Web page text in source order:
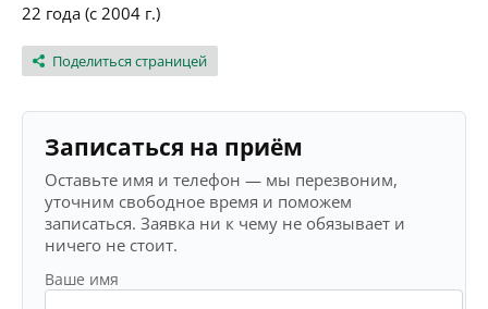
22 года (с 2004 г.)
Поделиться страницей
Записаться на приём
Оставьте имя и телефон — мы перезвоним,
уточним свободное время и поможем
записаться. Заявка ни к чему не обязывает и
ничего не стоит.
Ваше имя